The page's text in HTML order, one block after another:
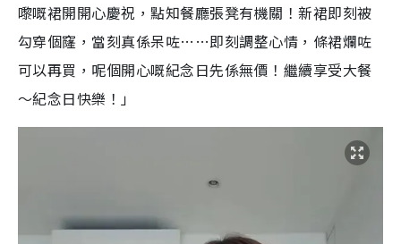
嚟嘅裙開開心慶祝，點知餐廳張凳有機關！新裙即刻被
勾穿個窿，當刻真係呆咗……即刻調整心情，條裙爛咗
可以再買，呢個開心嘅紀念日先係無價！繼續享受大餐
～紀念日快樂！」